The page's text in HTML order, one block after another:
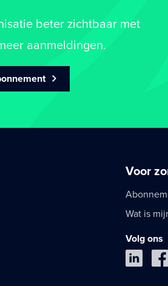
beter zichtbaar met
aanmeldingen.
Voor
Wat is
Volg ons